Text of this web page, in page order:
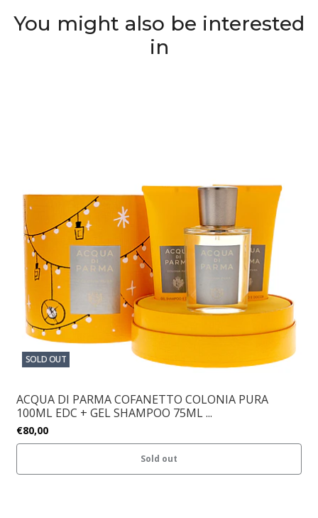
You might also be interested
in
SOLD OUT
ACQUA DI PARMA COFANETTO COLONIA PURA
100ML EDC + GEL SHAMPOO 75ML ...
€80,00
Sold out